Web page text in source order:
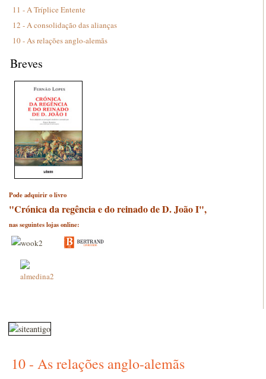
11 - A Tríplice Entente
12 - A consolidação das alianças
10 - As relações anglo-alemãs
Breves
Pode adquirir o livro
"Crónica da regência e do reinado de D. João I",
nas seguintes lojas online:
10 - As relações anglo-alemãs